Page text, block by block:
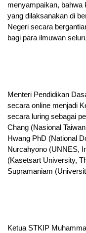
menyampaikan, bahwa
yang dilaksanakan di
Negeri secara
bagi para ilmuwan
Menteri Pendidikan
secara online menjadi
secara luring sebagai
Chang (Nasional
Hwang PhD (National
Nurcahyono (UNNES,
(Kasetsart University,
Supramaniam
Ketua STKIP